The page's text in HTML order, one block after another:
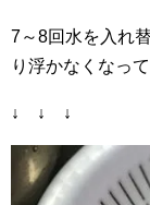
7～8回水を入れ
り浮かなくなって
↓ ↓ ↓